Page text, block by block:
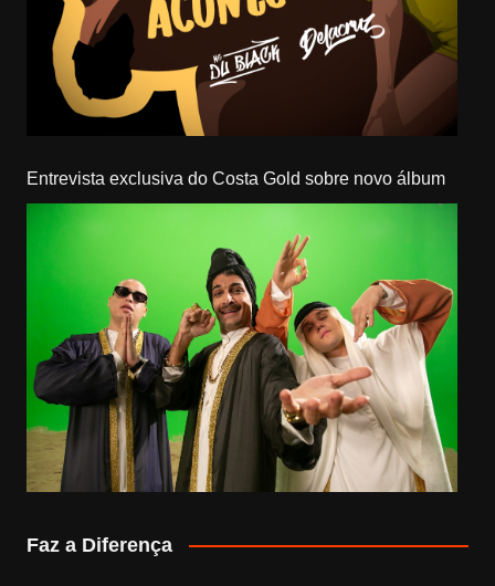
Entrevista exclusiva do Costa Gold sobre novo álbum
Faz a Diferença